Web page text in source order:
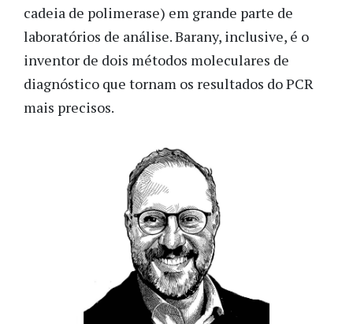
cadeia de polimerase) em grande parte de
laboratórios de análise. Barany, inclusive, é o
inventor de dois métodos moleculares de
diagnóstico que tornam os resultados do PCR
mais precisos.